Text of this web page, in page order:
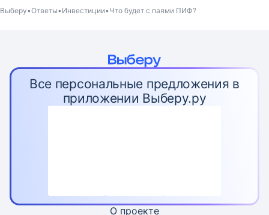
Выберу Ответы Инвестиции Что будет с паями ПИФ?
Все персональные предложения в
приложении Выберу.ру
О проекте